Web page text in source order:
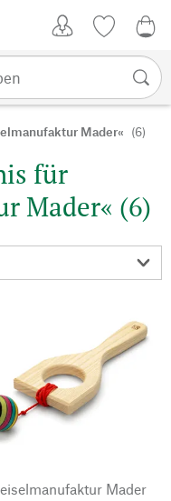
Mader« (6)
für
Mader« (6)
Mader